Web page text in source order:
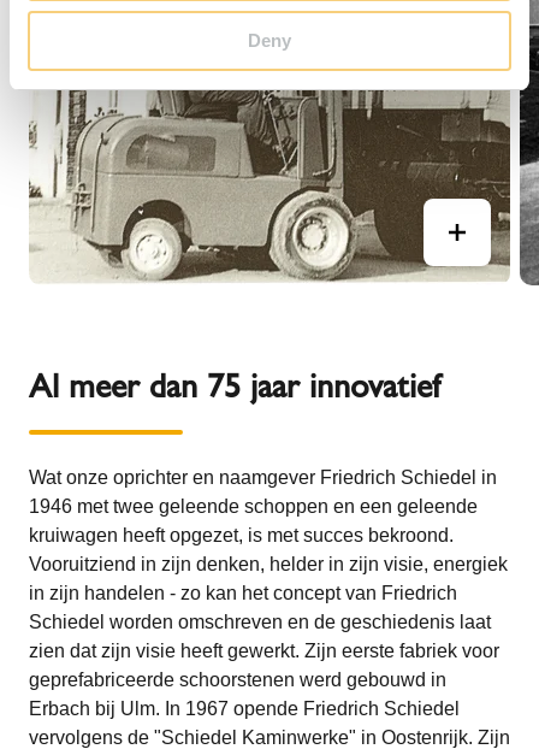
Deny
Al meer dan 75 jaar innovatief
Wat onze oprichter en naamgever Friedrich Schiedel in
1946 met twee geleende schoppen en een geleende
kruiwagen heeft opgezet, is met succes bekroond.
Vooruitziend in zijn denken, helder in zijn visie, energiek
in zijn handelen - zo kan het concept van Friedrich
Schiedel worden omschreven en de geschiedenis laat
zien dat zijn visie heeft gewerkt. Zijn eerste fabriek voor
geprefabriceerde schoorstenen werd gebouwd in
Erbach bij Ulm. In 1967 opende Friedrich Schiedel
vervolgens de "Schiedel Kaminwerke" in Oostenrijk. Zijn